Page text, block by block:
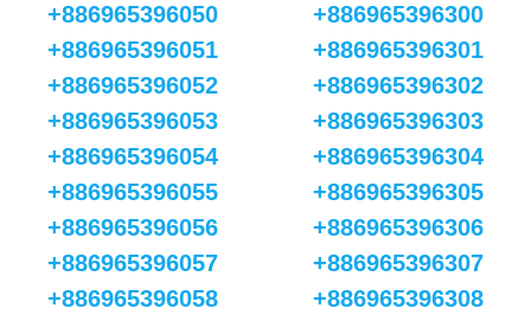
+886965396050
+886965396051
+886965396052
+886965396053
+886965396054
+886965396055
+886965396056
+886965396057
+886965396058
+886965396300
+886965396301
+886965396302
+886965396303
+886965396304
+886965396305
+886965396306
+886965396307
+886965396308